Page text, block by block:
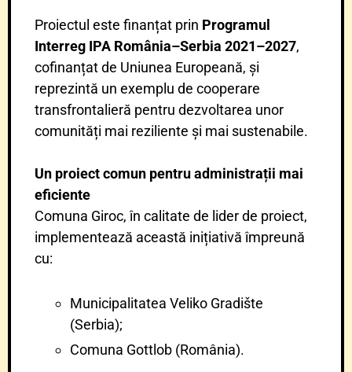
Proiectul este finanțat prin Programul
Interreg IPA România–Serbia 2021–2027,
cofinanțat de Uniunea Europeană, și
reprezintă un exemplu de cooperare
transfrontalieră pentru dezvoltarea unor
comunități mai reziliente și mai sustenabile.
Un proiect comun pentru administrații mai
eficiente
Comuna Giroc, în calitate de lider de proiect,
implementează această inițiativă împreună
cu:
Municipalitatea Veliko Gradište
(Serbia);
Comuna Gottlob (România).